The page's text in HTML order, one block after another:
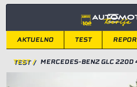
AKTUELNO TEST
TEST / MERCEDES-BENZ GLC 220D